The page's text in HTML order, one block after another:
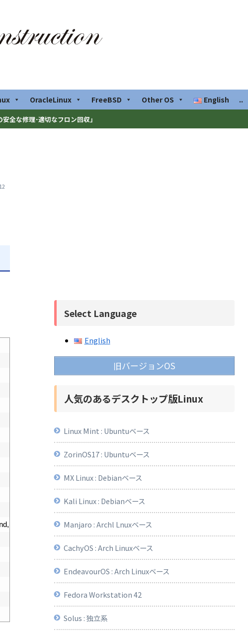
OracleLinux FreeBSD Other OS English ..
全な修理･適切なフロン回収」
, need to take steps to enable that
Select Language
English
旧バージョンOS
人気のあるデスクトップ版Linux
Linux Mint : Ubuntuベース
ZorinOS17 : Ubuntuベース
MX Linux : Debianベース
Kali Linux : Debianベース
Manjaro : Archl Lnuxベース
CachyOS : Arch Linuxベース
EndeavourOS : Arch Linuxベース
Fedora Workstation 42
Solus : 独立系